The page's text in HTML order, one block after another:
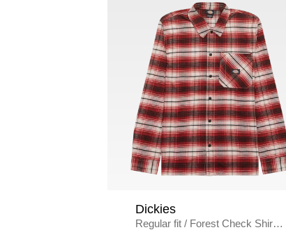
Dickies
Regular fit / Forest Check Shirt /